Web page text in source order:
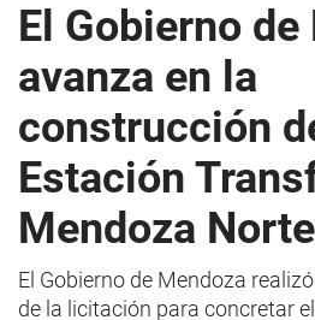
El Gobierno
avanza en la
construcción
Estación
Mendoza Norte
El Gobierno de Mendoza
de la licitación para concretar